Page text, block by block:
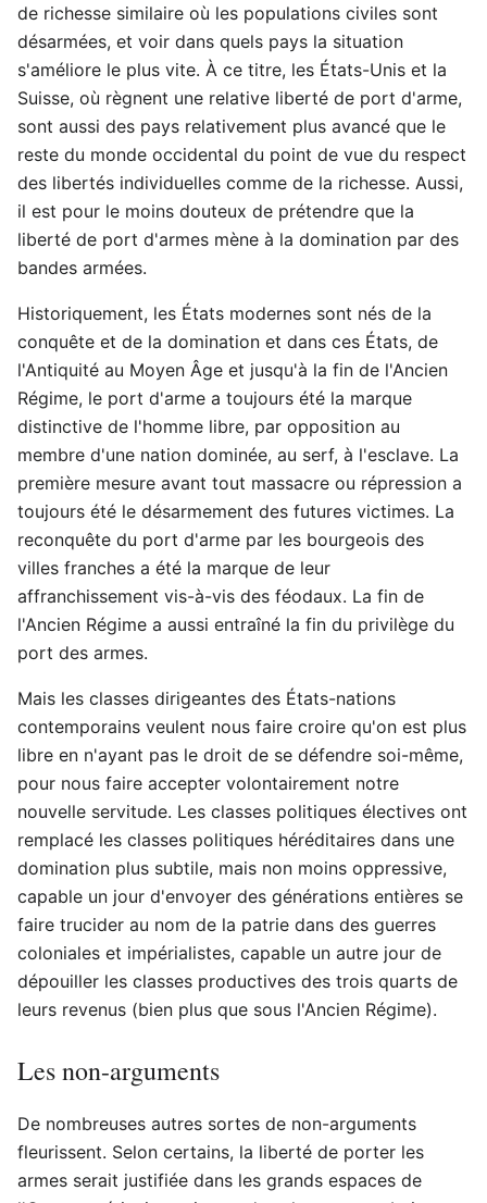
de richesse similaire où les populations civiles sont
désarmées, et voir dans quels pays la situation
s'améliore le plus vite. À ce titre, les États-Unis et la
Suisse, où règnent une relative liberté de port d'arme,
sont aussi des pays relativement plus avancé que le
reste du monde occidental du point de vue du respect
des libertés individuelles comme de la richesse. Aussi,
il est pour le moins douteux de prétendre que la
liberté de port d'armes mène à la domination par des
bandes armées.
Historiquement, les États modernes sont nés de la
conquête et de la domination et dans ces États, de
l'Antiquité au Moyen Âge et jusqu'à la fin de l'Ancien
Régime, le port d'arme a toujours été la marque
distinctive de l'homme libre, par opposition au
membre d'une nation dominée, au serf, à l'esclave. La
première mesure avant tout massacre ou répression a
toujours été le désarmement des futures victimes. La
reconquête du port d'arme par les bourgeois des
villes franches a été la marque de leur
affranchissement vis-à-vis des féodaux. La fin de
l'Ancien Régime a aussi entraîné la fin du privilège du
port des armes.
Mais les classes dirigeantes des États-nations
contemporains veulent nous faire croire qu'on est plus
libre en n'ayant pas le droit de se défendre soi-même,
pour nous faire accepter volontairement notre
nouvelle servitude. Les classes politiques électives ont
remplacé les classes politiques héréditaires dans une
domination plus subtile, mais non moins oppressive,
capable un jour d'envoyer des générations entières se
faire trucider au nom de la patrie dans des guerres
coloniales et impérialistes, capable un autre jour de
dépouiller les classes productives des trois quarts de
leurs revenus (bien plus que sous l'Ancien Régime).
Les non-arguments
De nombreuses autres sortes de non-arguments
fleurissent. Selon certains, la liberté de porter les
armes serait justifiée dans les grands espaces de